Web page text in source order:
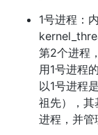
1号进程：
第2个进程
用1号进程
以1号进程
祖先），其
进程，并管